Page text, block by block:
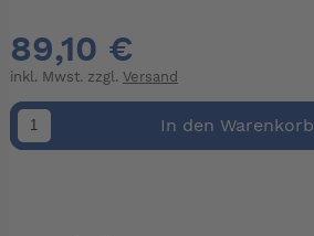
89,10 €
inkl. Mwst. zzgl. Versand
In den Warenkorb